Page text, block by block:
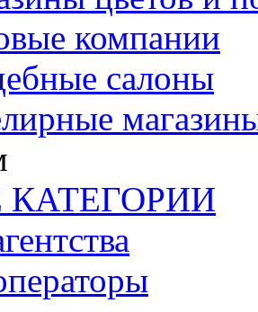
компании
салоны
КАТЕГОРИИ